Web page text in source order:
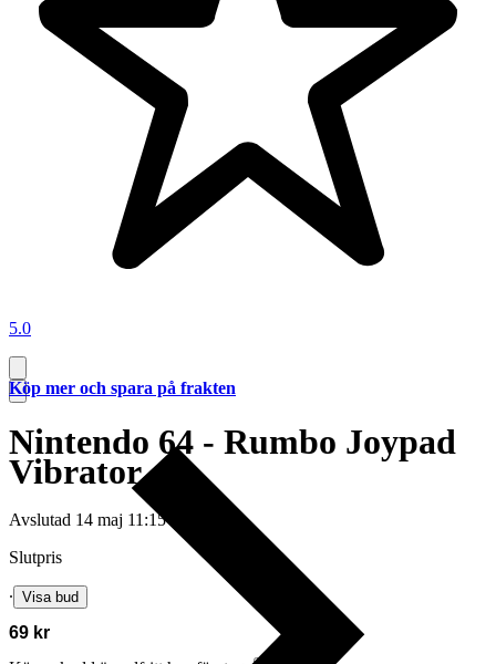
5.0
Nintendo 64 - Rumbo Joypad
Vibrator
Avslutad 14 maj 11:15
Slutpris
∙ Visa bud
69 kr
Köp mer och spara på frakten